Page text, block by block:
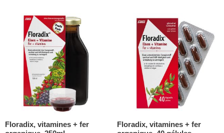
Floradix, vitamines + fer
Floradix, vitamines + fer